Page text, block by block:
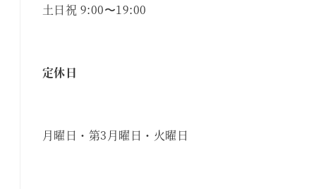
土日祝 9:00〜19:00
定休日
月曜日・第3月曜日・火曜日